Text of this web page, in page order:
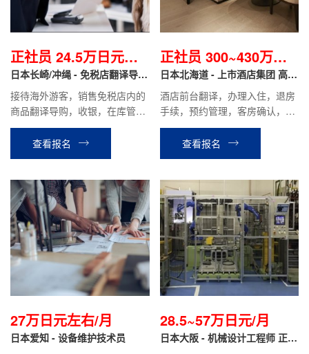
正社员 24.5万日元起/
月
日本长崎/冲绳 - 免税店翻译导购
正社员
接待海外游客，销售免税店内的
商品翻译导购，收银，在库管理
等工作。
查看报名
正社员 300~430万日
元/年
日本北海道 - 上市酒店集团 高端
度假酒店 正社员
酒店前台翻译，办理入住，退房
手续，预约管理，客房确认，餐
厅接待等相关工作。
查看报名
27万日元左右/月
日本爱知 - 设备维护技术员
28.5~57万日元/月
日本大阪 - 机械设计工程师 正社